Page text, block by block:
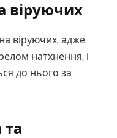
віруючих
віруючих, адже
натхнення, і
до нього за